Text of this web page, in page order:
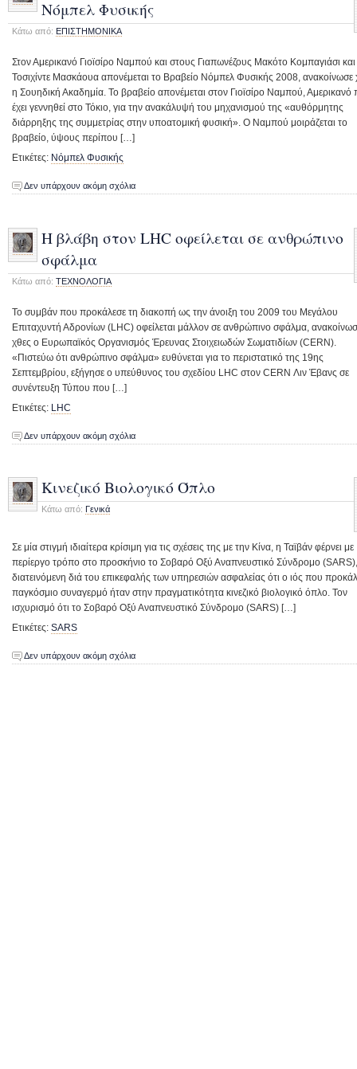
Νόμπελ Φυσικής
Κάτω από: ΕΠΙΣΤΗΜΟΝΙΚΑ
Στον Αμερικανό Γιοϊσίρο Ναμπού και στους Γιαπωνέζους Μακότο Κομπαγιάσι και
Τοσιχίντε Μασκάουα απονέμεται το Βραβείο Νόμπελ Φυσικής 2008, ανακοίνωσε
η Σουηδική Ακαδημία. Το βραβείο απονέμεται στον Γιοϊσίρο Ναμπού, Αμερικανό
έχει γεννηθεί στο Τόκιο, για την ανακάλυψή του μηχανισμού της «αυθόρμητης
διάρρηξης της συμμετρίας στην υποατομική φυσική». Ο Ναμπού μοιράζεται το
βραβείο, ύψους περίπου […]
Ετικέτες: Νόμπελ Φυσικής
Δεν υπάρχουν ακόμη σχόλια
Η βλάβη στον LHC οφείλεται σε ανθρώπινο
σφάλμα
Κάτω από: ΤΕΧΝΟΛΟΓΙΑ
Το συμβάν που προκάλεσε τη διακοπή ως την άνοιξη του 2009 του Μεγάλου
Επιταχυντή Αδρονίων (LHC) οφείλεται μάλλον σε ανθρώπινο σφάλμα,
χθες ο Ευρωπαϊκός Οργανισμός Έρευνας Στοιχειωδών Σωματιδίων (CERN).
«Πιστεύω ότι ανθρώπινο σφάλμα» ευθύνεται για το περιστατικό της 19ης
Σεπτεμβρίου, εξήγησε ο υπεύθυνος του σχεδίου LHC στον CERN Λιν Έβανς σε
συνέντευξη Τύπου που […]
Ετικέτες: LHC
Δεν υπάρχουν ακόμη σχόλια
Κινεζικό Βιολογικό Όπλο
Κάτω από: Γενικά
Σε μία στιγμή ιδιαίτερα κρίσιμη για τις σχέσεις της με την Κίνα, η Ταϊβάν φέρνει με
περίεργο τρόπο στο προσκήνιο το Σοβαρό Οξύ Αναπνευστικό Σύνδρομο (SARS),
διατεινόμενη διά του επικεφαλής των υπηρεσιών ασφαλείας ότι ο ιός που
παγκόσμιο συναγερμό ήταν στην πραγματικότητα κινεζικό βιολογικό όπλο. Τον
ισχυρισμό ότι το Σοβαρό Οξύ Αναπνευστικό Σύνδρομο (SARS) […]
Ετικέτες: SARS
Δεν υπάρχουν ακόμη σχόλια